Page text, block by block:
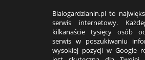
Bialogardzianin.pl to
serwis internetowy.
kilkanaście tysięcy osób
serwis w poszukiwaniu
wysokiej pozycji w Google